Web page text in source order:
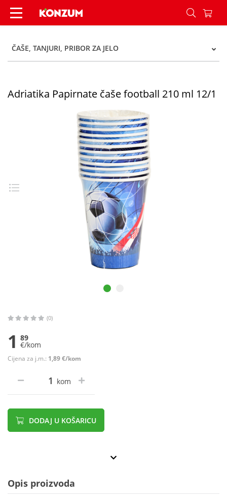
Adriatika Papirnate čaše football 210 ml 12/1 -
ČAŠE, TANJURI, PRIBOR ZA JELO
Adriatika Papirnate čaše football 210 ml 12/1
(0)
1 89
€/kom
Cijena za j.m.: 1,89 €/kom
kom
DODAJ U KOŠARICU
Opis proizvoda